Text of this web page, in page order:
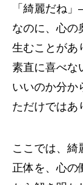
「綺麗だね
なのに、心の
生むことがあ
素直に喜べな
いいのか分か
ただけではあ
ここでは、綺
正体を、心の